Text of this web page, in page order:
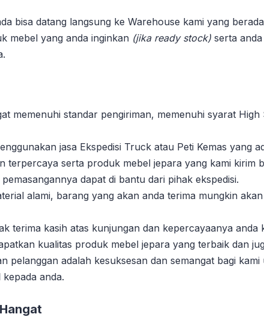
bisa datang langsung ke Warehouse kami yang
mebel yang anda inginkan (jika ready stock) serta
memenuhi standar pengiriman, memenuhi syarat
jasa Ekspedisi Truck atau Peti Kemas yang
terpercaya serta produk mebel jepara yang kami kirim
dapat di bantu dari pihak ekspedisi.
alami, barang yang akan anda terima mungkin
terima kasih atas kunjungan dan kepercayaanya anda
kualitas produk mebel jepara yang terbaik dan
pelanggan adalah kesuksesan dan semangat bagi
anda.